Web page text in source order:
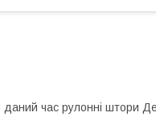
даний час рулонні штори